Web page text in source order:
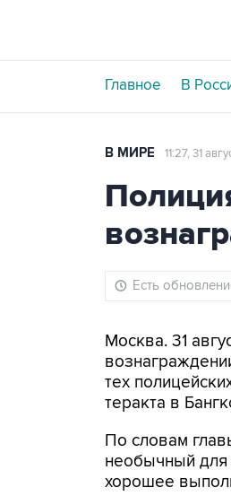
Главное В
В МИРЕ 11:27, 31
Есть
Москва. 31
тех
теракта в
По словам
необычный для
хорошее